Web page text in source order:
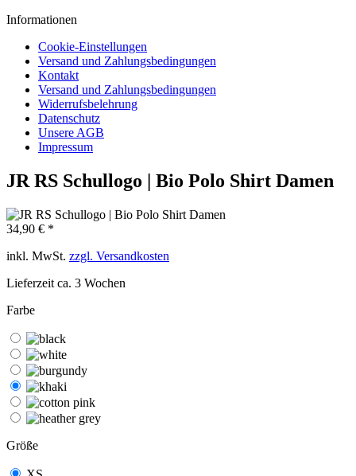
Informationen
Cookie-Einstellungen
Versand und Zahlungsbedingungen
Kontakt
Versand und Zahlungsbedingungen
Widerrufsbelehrung
Datenschutz
Unsere AGB
Impressum
JR RS Schullogo | Bio Polo Shirt Damen
34,90 € *
inkl. MwSt. zzgl. Versandkosten
Lieferzeit ca. 3 Wochen
Farbe
Größe